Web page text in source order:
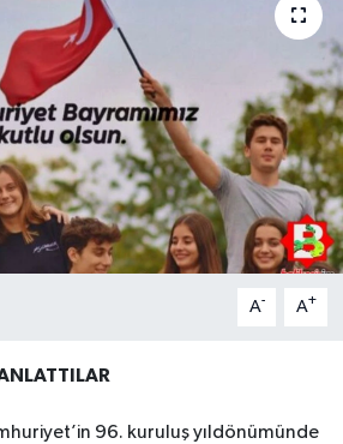
A- A+
96. kuruluş yıldönümünde